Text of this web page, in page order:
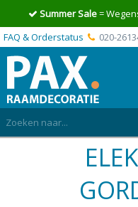
Summer Sale=
FAQ & Orderstatus
020-
(0)